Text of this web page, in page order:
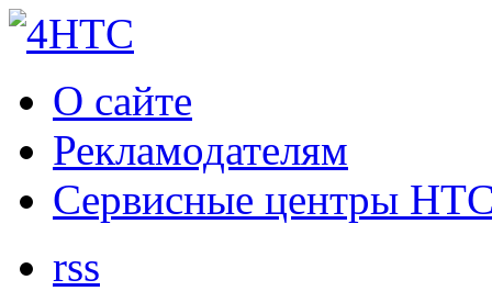
О сайте
Рекламодателям
Сервисные центры
rss